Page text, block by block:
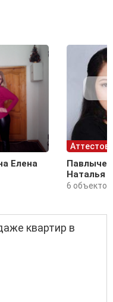
Елена
Наталья
6 объектов
квартир в